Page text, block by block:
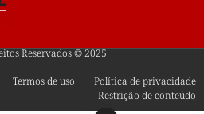
Reservados © 2025
Termos de uso
Política de privacidade
Restrição de conteúdo